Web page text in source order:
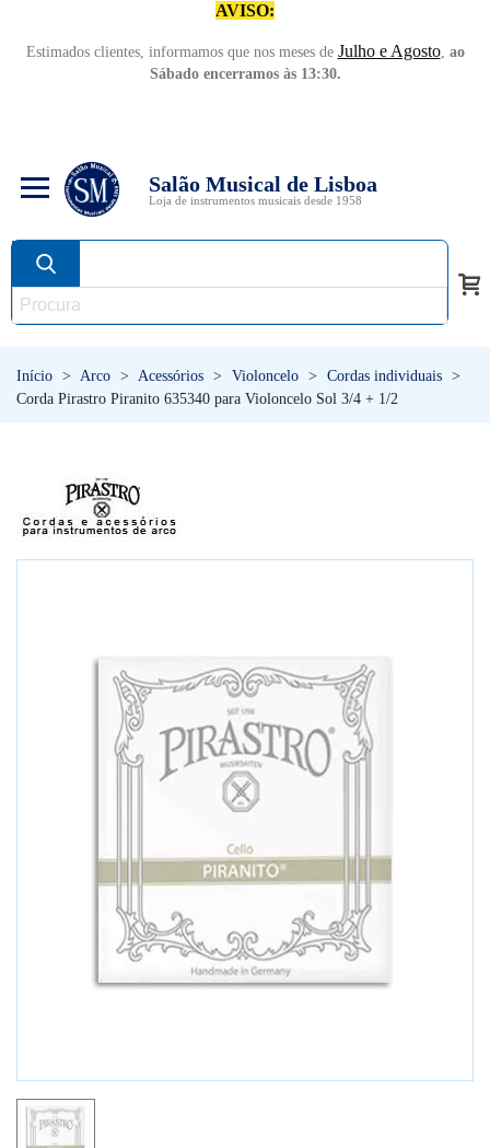
AVISO:
Estimados clientes, informamos que nos meses de Julho e Agosto, ao
Sábado encerramos às 13:30.
Salão Musical de Lisboa
Loja de instrumentos musicais desde 1958
Início > Arco > Acessórios > Violoncelo > Cordas individuais >
Corda Pirastro Piranito 635340 para Violoncelo Sol 3/4 + 1/2